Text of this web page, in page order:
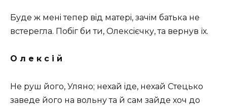
Буде ж менi тепер вiд матерi, зачiм батька не
встерегла. Побiг би ти, Олексiєчку, та вернув їх.
О л е к с i й
Не руш його, Уляно; нехай iде, нехай Стецько
заведе його на вольну та й сам зайде хоч до